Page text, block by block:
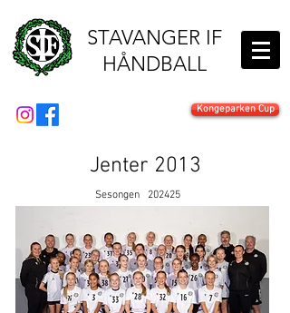
STAVANGER IF
HÅNDBALL
Kongeparken Cup
Jenter 2013
Sesongen 202425